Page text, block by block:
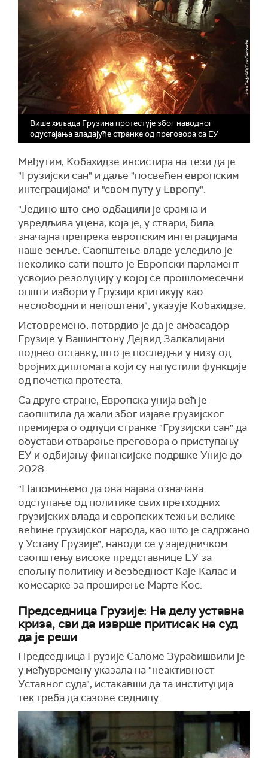
Више хиљада Грузина протестује због наводног
одустајања владајуће странке од преговора са ЕУ
Међутим, Кобахидзе инсистира на тези да је
"Грузијски сан" и даље "посвећен европским
интеграцијама" и "свом путу у Европу".
"Једино што смо одбацили је срамна и
увредљива уцена, која је, у ствари, била
значајна препрека европским интеграцијама
наше земље. Саопштење владе уследило је
неколико сати пошто је Европски парламент
усвојио резолуцију у којој се прошломесечни
општи избори у Грузији критикују као
неслободни и непоштени", указује Кобахидзе.
Истовремено, потврдио је да је амбасадор
Грузије у Вашингтону Дејвид Залкалијани
поднео оставку, што је последњи у низу од
бројних дипломата који су напустили функције
од почетка протеста.
Са друге стране, Европска унија већ је
саопштила да жали због изјаве грузијског
премијера о одлуци странке "Грузијски сан" да
обустави отварање преговора о приступању
ЕУ и одбијању финансијске подршке Уније до
2028.
"Напомињемо да ова најава означава
одступање од политике свих претходних
грузијских влада и европских тежњи велике
већине грузијског народа, као што је садржано
у Уставу Грузије", наводи се у заједничком
саопштењу високе представнице ЕУ за
спољну политику и безбедност Каје Калас и
комесарке за проширење Марте Кос.
Председница Грузије: На делу уставна
криза, сви да изврше притисак на суд
да је реши
Председница Грузије Саломе Зурабишвили је
у међувремену указала на "неактивност
Уставног суда", истакавши да та институција
тек треба да сазове седницу.